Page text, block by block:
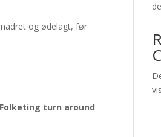
og ødelagt, før
turn around